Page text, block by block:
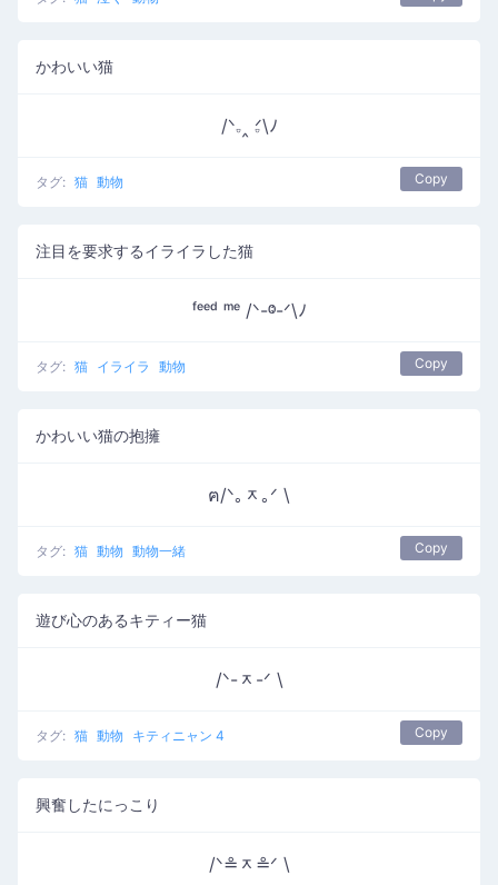
かわいい猫
/ᐠ𝅒 ‸ 𝅒ᐟ\ﾉ
タグ: 猫 動物 Copy
注目を要求するイライラした猫
ᶠᵉᵉᵈ ᵐᵉ /ᐠ-ⱉ-ᐟ\ﾉ
タグ: 猫 イライラ 動物 Copy
かわいい猫の抱擁
ฅ/ᐠ｡ᆽ｡ᐟ \
タグ: 猫 動物 動物一緒 Copy
遊び心のあるキティー猫
/ᐠ-ᆽ-ᐟ \
タグ: 猫 動物 キティニャン 4 Copy
興奮したにっこり
/ᐠ≗ᆽ≗ᐟ \